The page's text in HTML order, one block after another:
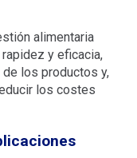
alimentaria
y eficacia,
los productos y,
los costes